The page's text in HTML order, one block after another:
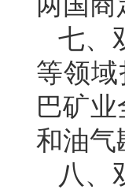
七、
等领
巴矿
和油气
八、